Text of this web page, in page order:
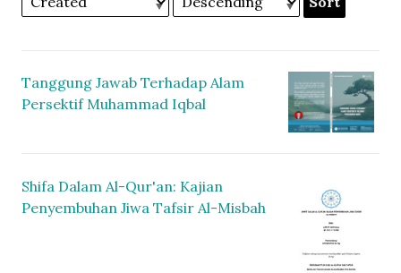
Tanggung Jawab Terhadap Alam
Persektif Muhammad Iqbal
Shifa Dalam Al-Qur'an: Kajian
Penyembuhan Jiwa Tafsir Al-Misbah